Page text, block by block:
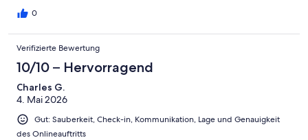
0
Verifizierte Bewertung
10/10 – Hervorragend
Charles G.
4. Mai 2026
Gut: Sauberkeit, Check-in, Kommunikation, Lage und Genauigkeit
des Onlineauftritts